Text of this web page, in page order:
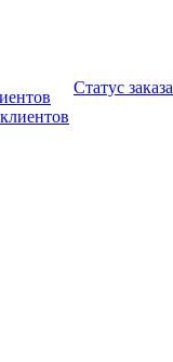
Статус заказа